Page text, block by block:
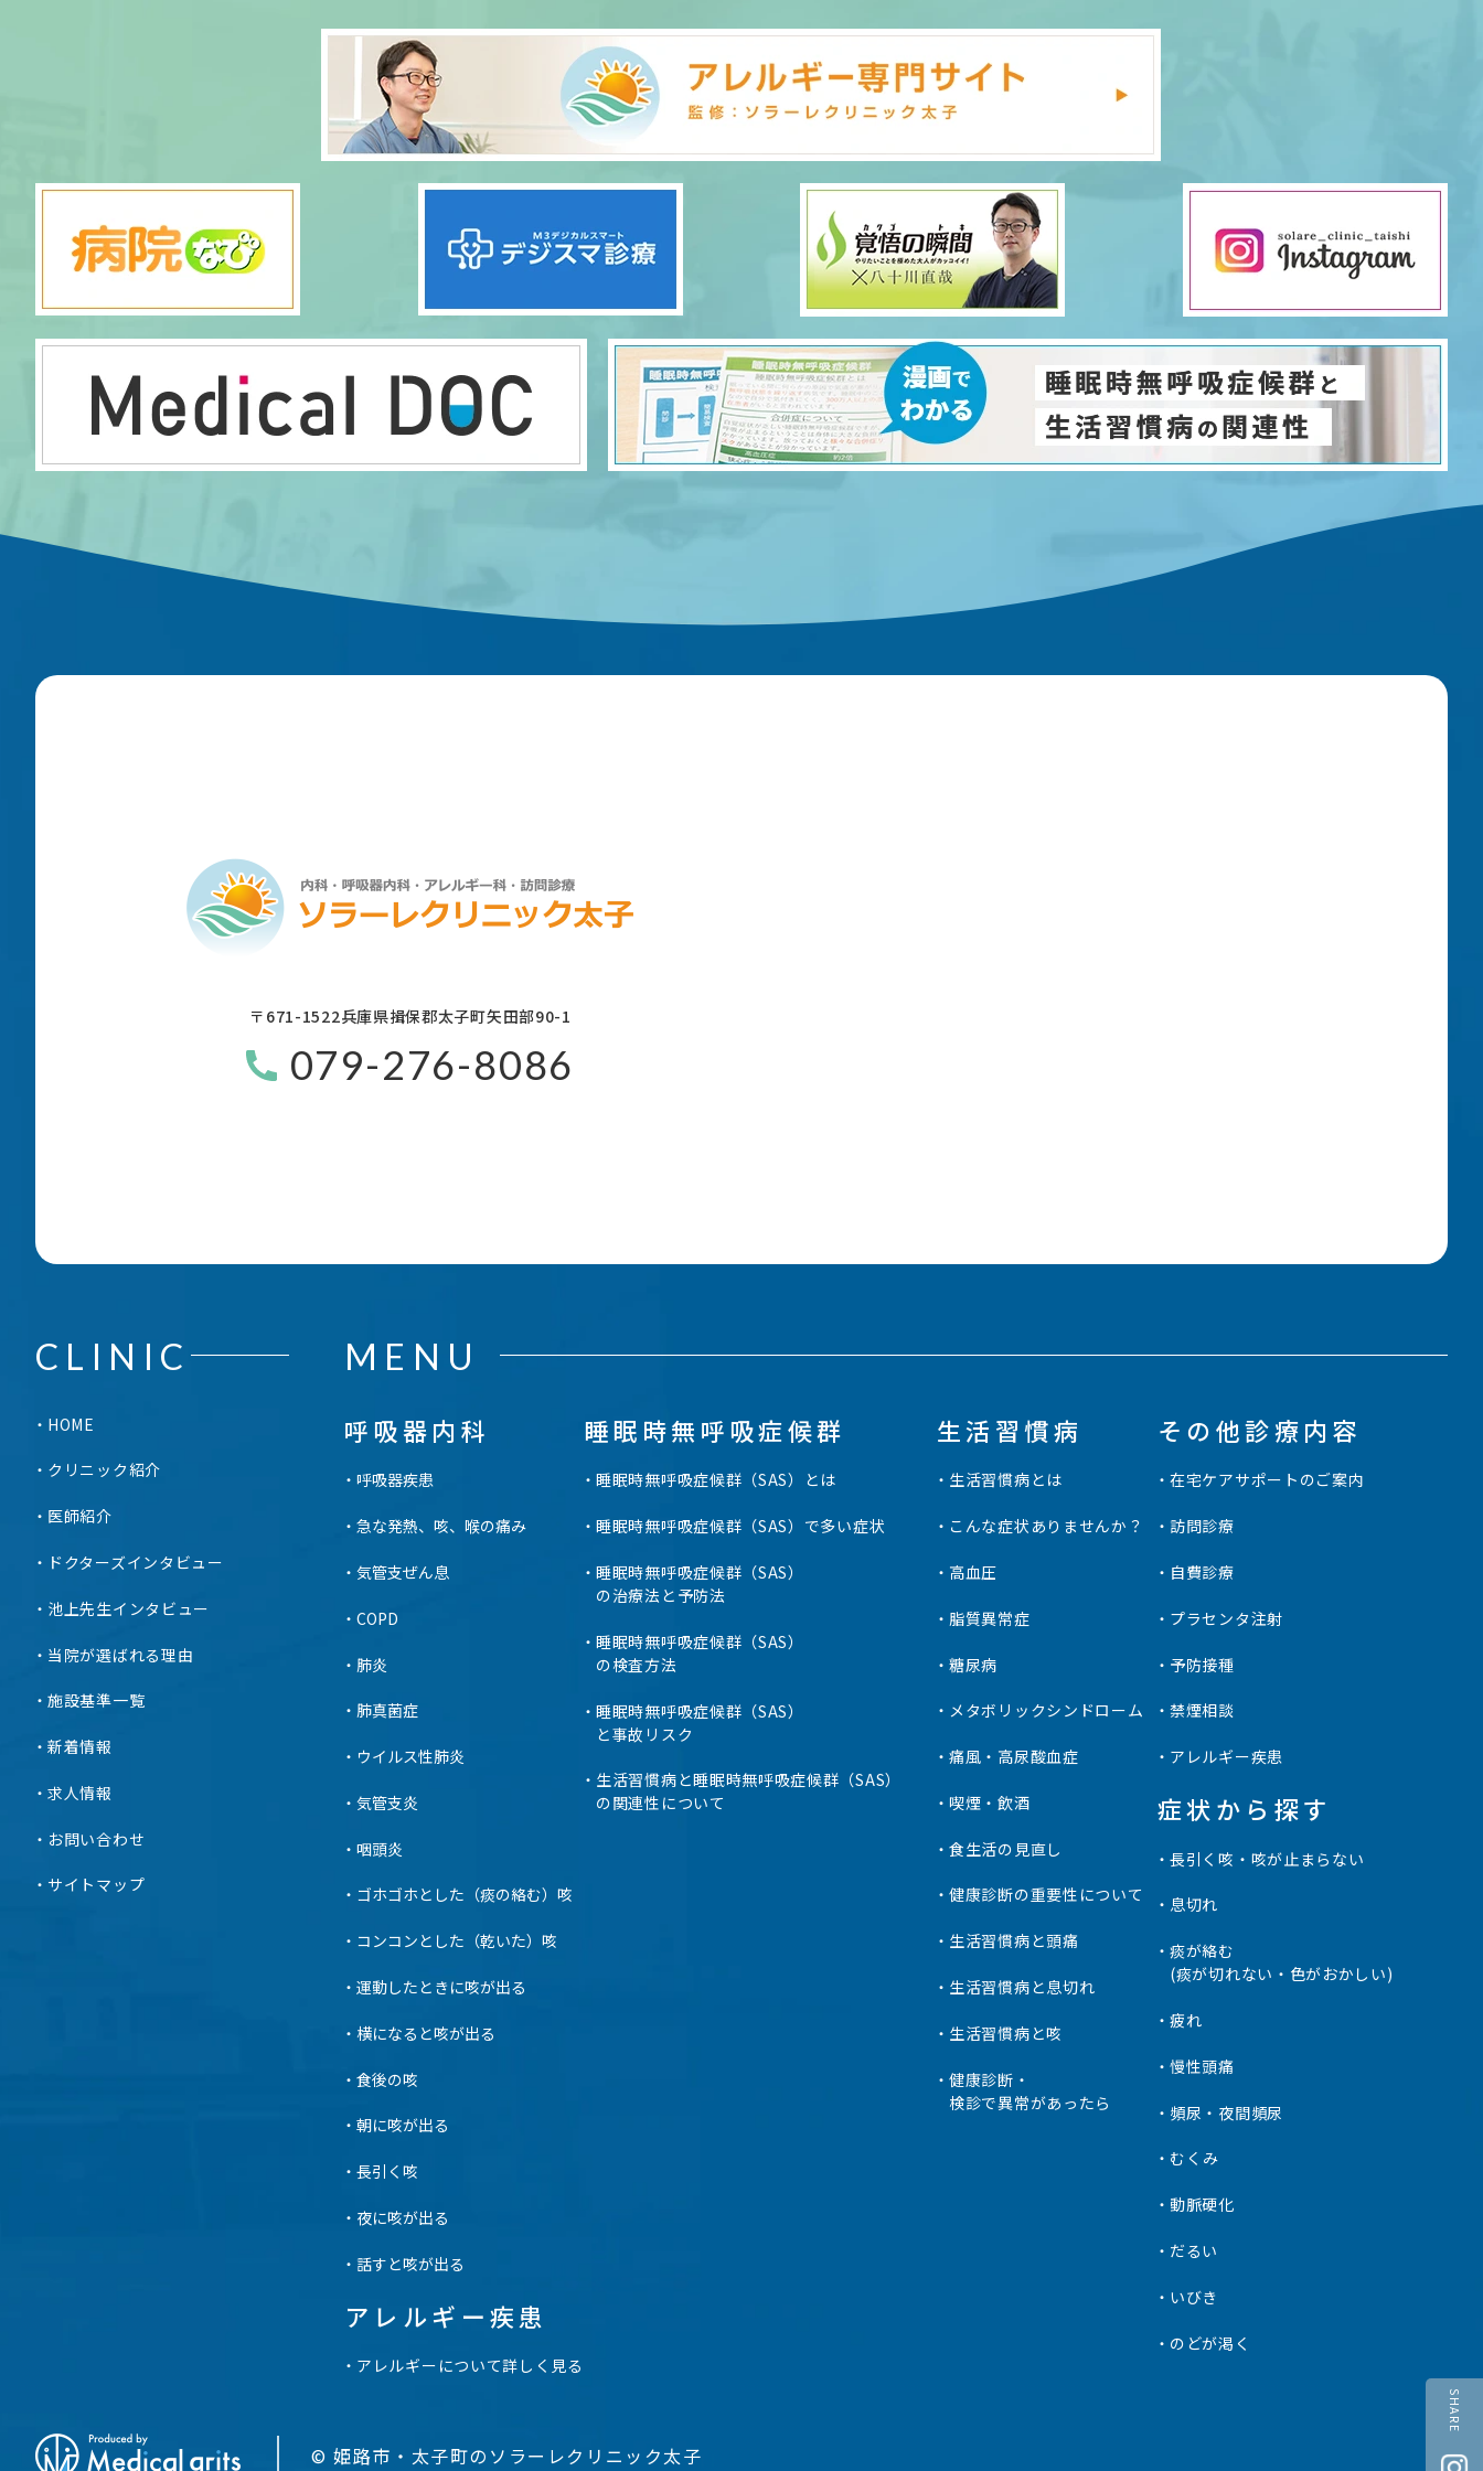
〒671-1522兵庫県揖保郡太子町矢田部90-1
079-276-8086
CLINIC
HOME
クリニック紹介
医師紹介
ドクターズインタビュー
池上先生インタビュー
当院が選ばれる理由
施設基準一覧
新着情報
求人情報
お問い合わせ
サイトマップ
MENU
呼吸器内科
呼吸器疾患
急な発熱、咳、喉の痛み
気管支ぜん息
COPD
肺炎
肺真菌症
ウイルス性肺炎
気管支炎
咽頭炎
ゴホゴホとした（痰の絡む）咳
コンコンとした（乾いた）咳
運動したときに咳が出る
横になると咳が出る
食後の咳
朝に咳が出る
長引く咳
夜に咳が出る
話すと咳が出る
アレルギー疾患
アレルギーについて詳しく見る
睡眠時無呼吸症候群
睡眠時無呼吸症候群（SAS）とは
睡眠時無呼吸症候群（SAS）で多い症状
睡眠時無呼吸症候群（SAS）
の治療法と予防法
睡眠時無呼吸症候群（SAS）
の検査方法
睡眠時無呼吸症候群（SAS）
と事故リスク
生活習慣病と睡眠時無呼吸症候群（SAS）
の関連性について
生活習慣病
生活習慣病とは
こんな症状ありませんか？
高血圧
脂質異常症
糖尿病
メタボリックシンドローム
痛風・高尿酸血症
喫煙・飲酒
食生活の見直し
健康診断の重要性について
生活習慣病と頭痛
生活習慣病と息切れ
生活習慣病と咳
健康診断・
検診で異常があったら
その他診療内容
在宅ケアサポートのご案内
訪問診療
自費診療
プラセンタ注射
予防接種
禁煙相談
アレルギー疾患
症状から探す
長引く咳・咳が止まらない
息切れ
痰が絡む
(痰が切れない・色がおかしい)
疲れ
慢性頭痛
頻尿・夜間頻尿
むくみ
動脈硬化
だるい
いびき
のどが渇く
© 姫路市・太子町のソラーレクリニック太子
SHARE